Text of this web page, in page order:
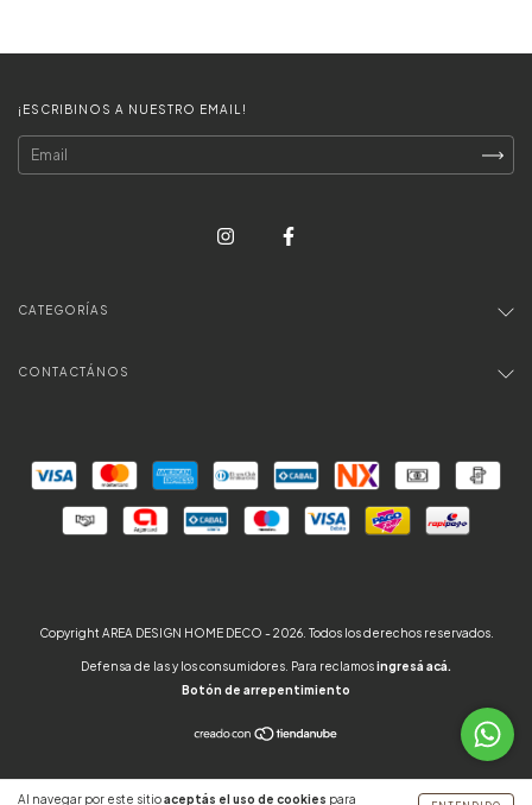
Al navegar por este sitioaceptás el uso de cookies para
¡ESCRIBINOS A NUESTRO EMAIL!
CATEGORÍAS
CONTACTÁNOS
Copyright AREA DESIGN HOME DECO - 2026. Todos los derechos reservados.
Defensa de las y los consumidores. Para reclamosingresá acá.
Botón de arrepentimiento